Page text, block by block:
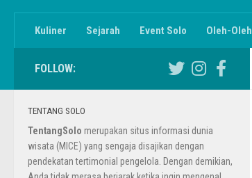
Kuliner Sejarah Event Solo Oleh-Oleh
FOLLOW:
TENTANG SOLO
TentangSolo merupakan situs informasi dunia
wisata (MICE) yang sengaja disajikan dengan
pendekatan tertimonial pengelola. Dengan demikian,